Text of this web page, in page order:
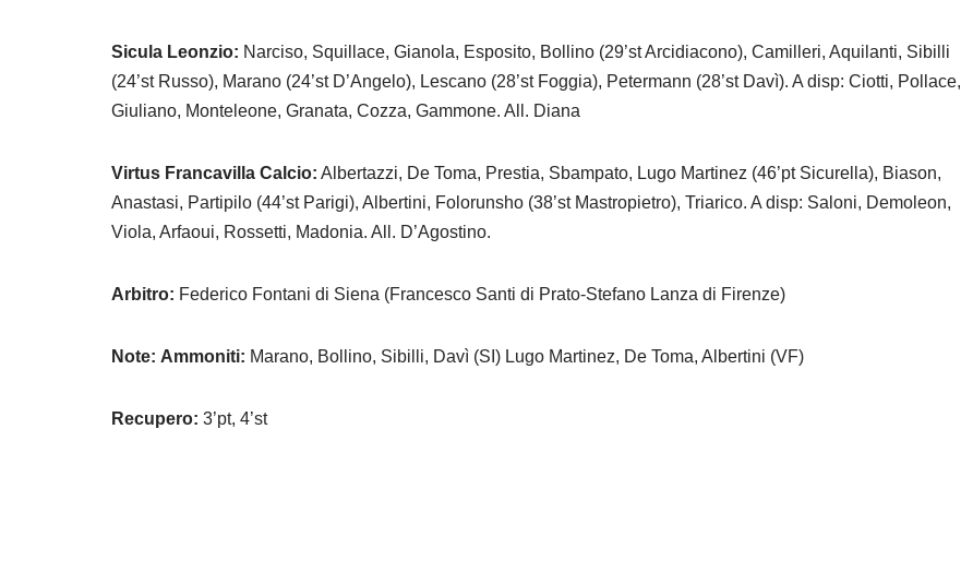
Sicula Leonzio: Narciso, Squillace, Gianola, Esposito, Bollino (29’st Arcidiacono), Camilleri, Aquilanti, Sibilli
(24’st Russo), Marano (24’st D’Angelo), Lescano (28’st Foggia), Petermann (28’st Davì). A disp: Ciotti, Pollace,
Giuliano, Monteleone, Granata, Cozza, Gammone. All. Diana
Virtus Francavilla Calcio: Albertazzi, De Toma, Prestia, Sbampato, Lugo Martinez (46’pt Sicurella), Biason,
Anastasi, Partipilo (44’st Parigi), Albertini, Folorunsho (38’st Mastropietro), Triarico. A disp: Saloni, Demoleon,
Viola, Arfaoui, Rossetti, Madonia. All. D’Agostino.
Arbitro: Federico Fontani di Siena (Francesco Santi di Prato-Stefano Lanza di Firenze)
Note: Ammoniti: Marano, Bollino, Sibilli, Davì (SI) Lugo Martinez, De Toma, Albertini (VF)
Recupero: 3’pt, 4’st